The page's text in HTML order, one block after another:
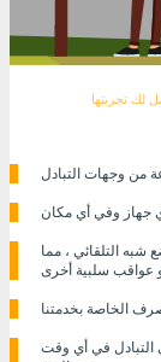
لك تجربتها
15 دقيقة في الوضع شبه التلقائي ، مما
في أي وقت